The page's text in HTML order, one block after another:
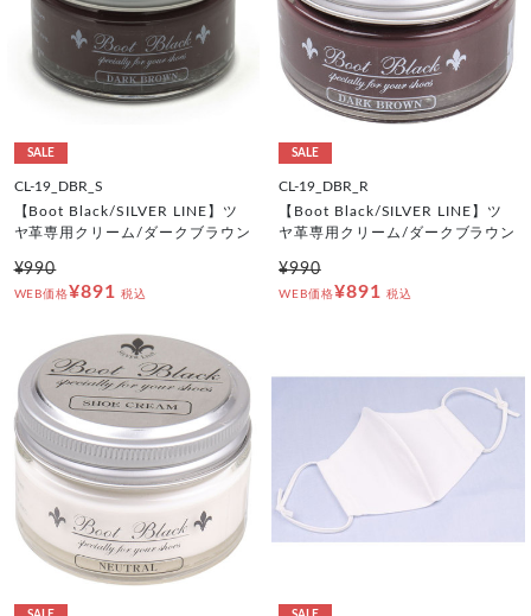
SALE
CL-19_DBR_S
【Boot Black/SILVER LINE】ツ
ヤ革専用クリーム/ダークブラウン
¥990
WEB価格¥891 税込
SALE
CL-19_DBR_R
【Boot Black/SILVER LINE】ツ
ヤ革専用クリーム/ダークブラウン
¥990
WEB価格¥891 税込